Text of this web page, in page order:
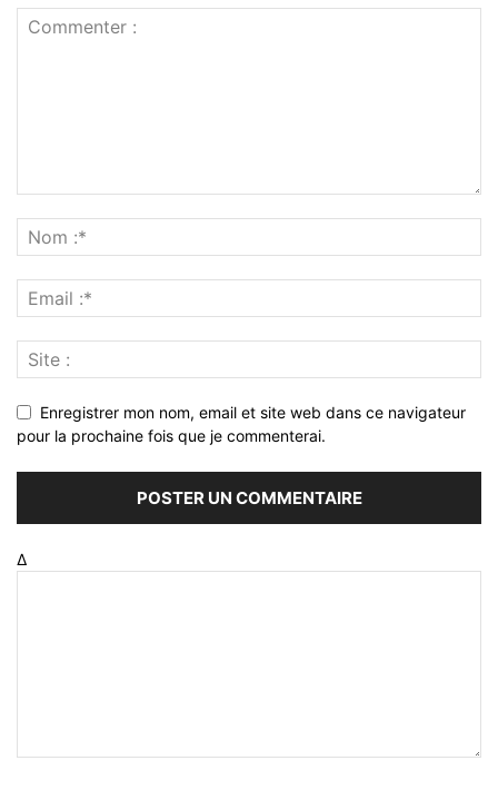
Enregistrer mon nom, email et site web dans ce navigateur
pour la prochaine fois que je commenterai.
Δ